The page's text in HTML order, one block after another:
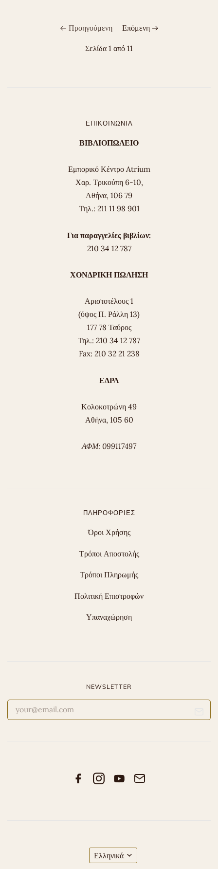
Προηγούμενη
Σελίδα 1 από 11
Επόμενη
ΕΠΙΚΟΙΝΩΝΊΑ
ΒΙΒΛΙΟΠΩΛΕΙΟ
Εμπορικό Κέντρο Atrium
Χαρ. Τρικούπη 6-10,
Αθήνα, 106 79
Tηλ.: 211 11 98 901
Για παραγγελίες βιβλίων:
210 34 12 787
ΧΟΝΔΡΙΚΗ ΠΩΛΗΣΗ
Αριστοτέλους 1
(ύψος Π. Ράλλη 13)
177 78 Ταύρος
Τηλ.: 210 34 12 787
Fax: 210 32 21 238
ΕΔΡΑ
Κολοκοτρώνη 49
Αθήνα, 105 60
ΑΦΜ: 099117497
ΠΛΗΡΟΦΟΡΊΕΣ
Όροι Χρήσης
Τρόποι Αποστολής
Τρόποι Πληρωμής
Πολιτική Επιστροφών
Υπαναχώρηση
NEWSLETTER
Ελληνικά